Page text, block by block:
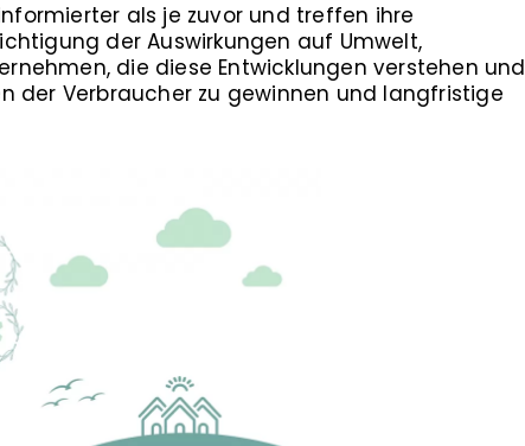
als je zuvor und treffen ihre
der Auswirkungen auf Umwelt,
die diese Entwicklungen verstehen und
der Verbraucher zu gewinnen und langfristige